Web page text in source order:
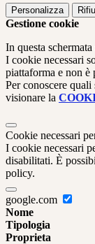
Personalizza
Gestione cookie
In questa
I cookie necessari
piattaforma e non è
Per conoscere
visionare la
Cookie necessari
I cookie necessari
disabilitati. È
policy.
google.com
Nome
Tipologia
Proprieta